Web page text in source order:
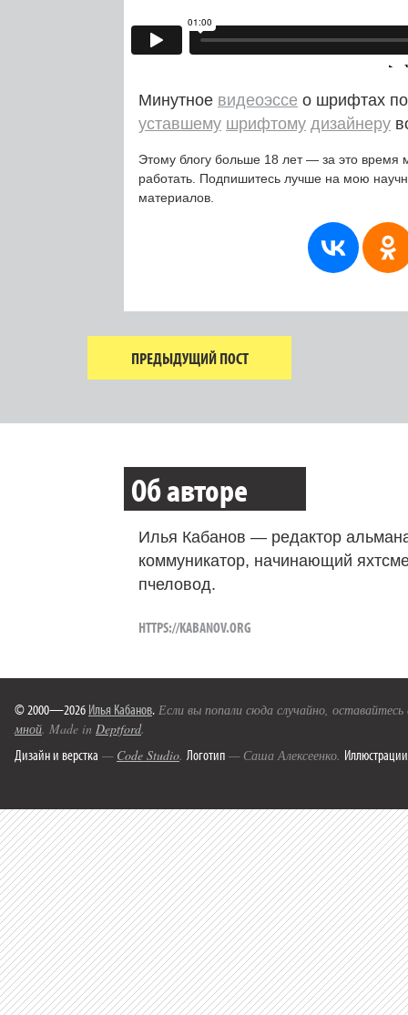
Минутное видеоэссе о шрифтах
уставшему шрифтому дизайнеру
Этому блогу больше 18 лет — за это время
работать. Подпишитесь лучше на мою
материалов.
ПРЕДЫДУЩИЙ ПОСТ
Об авторе
Илья Кабанов — редактор
коммуникатор, начинающий
пчеловод.
HTTPS://KABANOV.ORG
© 2000—2026 Илья Кабанов. Если вы попали сюда случайно,
мной. Made in Deptford.
Дизайн и верстка — Code Studio. Логотип — Саша Алексеенко. Иллюстрации